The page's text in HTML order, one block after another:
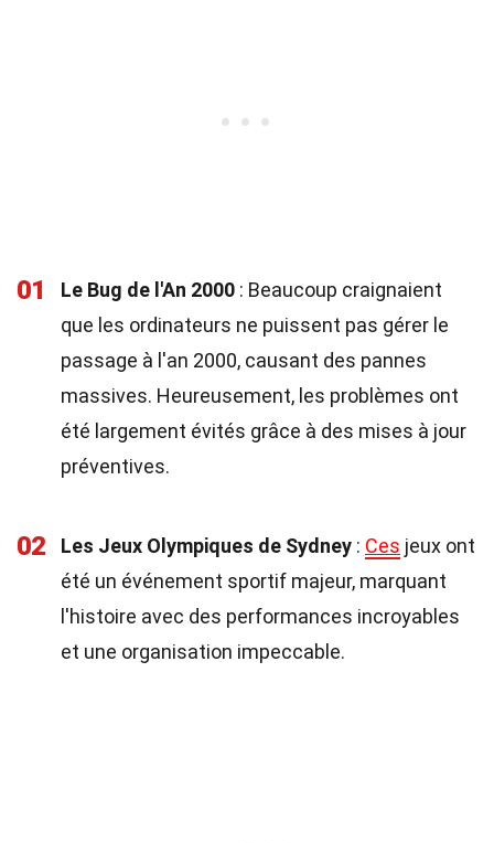
01 Le Bug de l'An 2000 : Beaucoup craignaient
que les ordinateurs ne puissent pas gérer le
passage à l'an 2000, causant des pannes
massives. Heureusement, les problèmes ont
été largement évités grâce à des mises à jour
préventives.
02 Les Jeux Olympiques de Sydney : Ces jeux ont
été un événement sportif majeur, marquant
l'histoire avec des performances incroyables
et une organisation impeccable.